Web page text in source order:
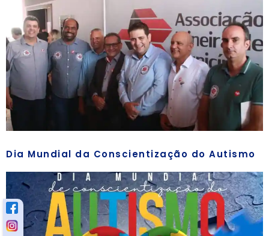
Dia Mundial da Conscientização do Autismo